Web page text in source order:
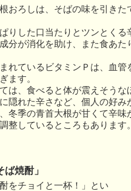
おろしは、そばの味を引き
りした口当たりとツンとく
分が消化を助け、また食あた
れているビタミンＰは、血管
ます。
は、食べると体が震えそうな
隠れた辛さなど、個人の好み
冬季の青首大根が甘くて辛
整しているところもあります
焼酎」
をチョイと一杯！」とい